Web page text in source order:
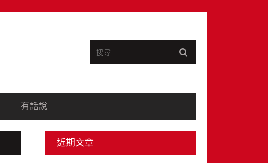
有話說
近期文章